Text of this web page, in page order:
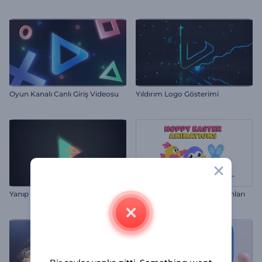
Oyun Kanalı Canlı Giriş Videosu Yıldırım Logo Gösterimi
Yanıp Sönen Logo Zıp Zıp Paskalya Animasyonları